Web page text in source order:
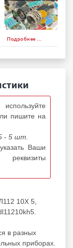
Подробнее ...
пишите на
- 5 шт.
Ваши
10Х 5,
в разных
приборах.